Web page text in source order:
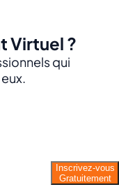
Virtuel ?
qui
Inscrivez-vous
Gratuitement